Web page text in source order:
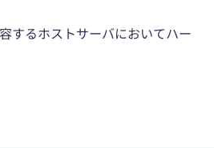
するホストサーバにおいてハー